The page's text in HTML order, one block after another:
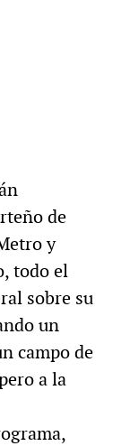
de
y
todo el
sobre su
un
campo de
a la